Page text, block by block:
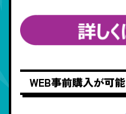
WEB事前購入が可